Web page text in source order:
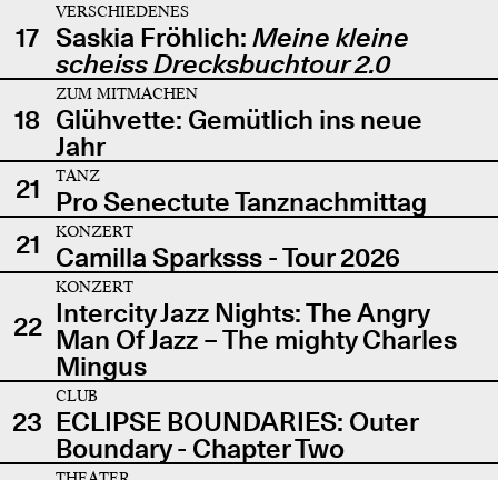
17
VERSCHIEDENES
Saskia Fröhlich: Meine kleine
scheiss Drecksbuchtour 2.0
18
ZUM MITMACHEN
Glühvette: Gemütlich ins neue
Jahr
21
TANZ
Pro Senectute Tanznachmittag
21
KONZERT
Camilla Sparksss - Tour 2026
22
KONZERT
Intercity Jazz Nights: The Angry
Man Of Jazz – The mighty Charles
Mingus
23
CLUB
ECLIPSE BOUNDARIES: Outer
Boundary - Chapter Two